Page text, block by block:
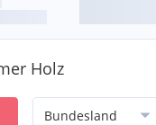
Holz
Bundesland